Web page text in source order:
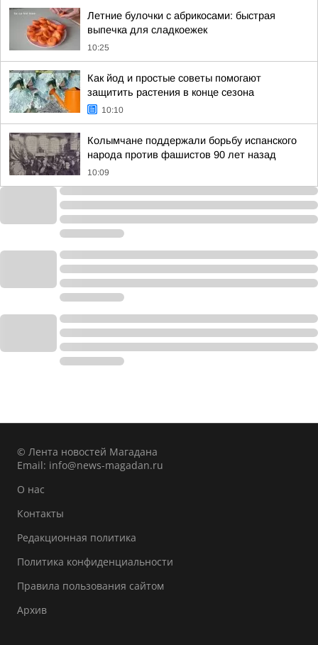
Летние булочки с абрикосами: быстрая
выпечка для сладкоежек
10:25
Как йод и простые советы помогают
защитить растения в конце сезона
10:10
Колымчане поддержали борьбу испанского
народа против фашистов 90 лет назад
10:09
© Лента новостей Магадана
Email: info@news-magadan.ru
О нас
Контакты
Редакционная политика
Политика конфиденциальности
Правила пользования сайтом
Архив